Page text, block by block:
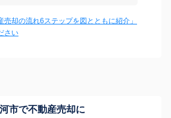
売却の流れ6ステップを図とともに紹介」
さい
市で不動産売却に